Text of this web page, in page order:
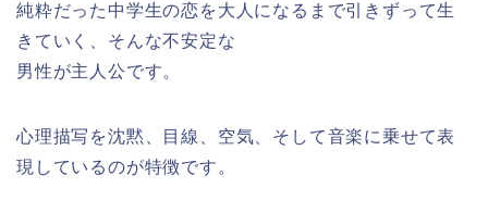
純粋だった中学生の恋を大人になるまで引きずって生
きていく、そんな不安定な
男性が主人公です。
心理描写を沈黙、目線、空気、そして音楽に乗せて表
現しているのが特徴です。